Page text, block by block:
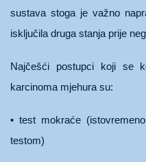
sustava stoga je važno
isključila druga stanja prije
Najčešći postupci koji se
karcinoma mjehura su:
• test mokraće
testom)